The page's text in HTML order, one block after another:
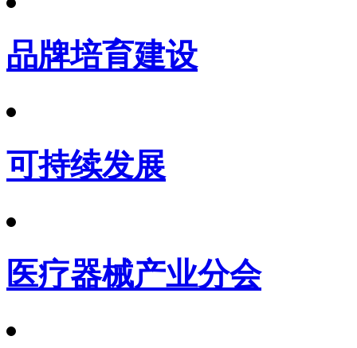
品牌培育建设
可持续发展
医疗器械产业分会